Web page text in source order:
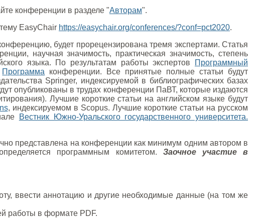
конференции в разделе "Авторам".
EasyChair https://easychair.org/conferences/?conf=pct2020.
будет прорецензирована тремя экспертами. Статья
научная значимость, практическая значимость, степень
языка. По результатам работы экспертов
Программный
Программа конференции. Все принятые полные статьи будут
Springer, индексируемой в библиографических базах
опубликованы в трудах конференции ПаВТ, которые издаются
Лучшие короткие статьи на английском языке будут
, индексируемом в Scopus. Лучшие короткие статьи на русском
Вестник Южно-Уральского государственного университета.
представлена на конференции как минимум одним автором в
программным комитетом. Заочное участие в
ввести аннотацию и другие необходимые данные (на том же
работы в формате PDF.